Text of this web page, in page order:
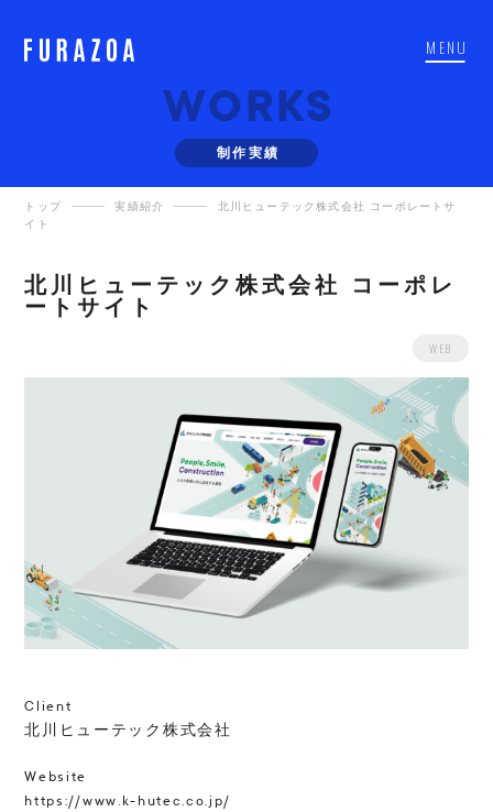
MENU
WORKS
制 作 実績
トップ 実績紹介
北川ヒューテック株式会社 コーポレートサ
イト
北川ヒューテック株式会社 コーポレ
ートサイト
WEB
Client
北川ヒューテック株式会社
Website
https://www.k-hutec.co.jp/